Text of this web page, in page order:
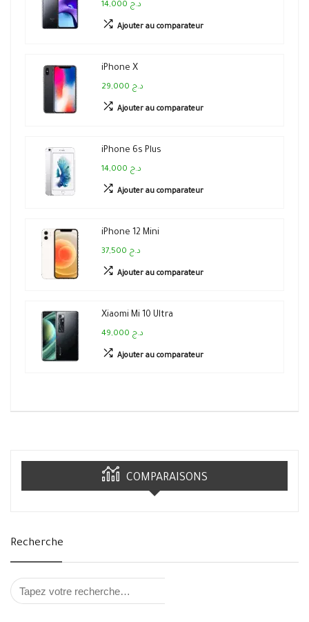
14,000 د.ج
Ajouter au comparateur
iPhone X
29,000 د.ج
Ajouter au comparateur
iPhone 6s Plus
14,000 د.ج
Ajouter au comparateur
iPhone 12 Mini
37,500 د.ج
Ajouter au comparateur
Xiaomi Mi 10 Ultra
49,000 د.ج
Ajouter au comparateur
COMPARAISONS
Recherche